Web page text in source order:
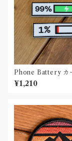
Phone Battery カーワッペン
Car Patch PVC
¥1,210